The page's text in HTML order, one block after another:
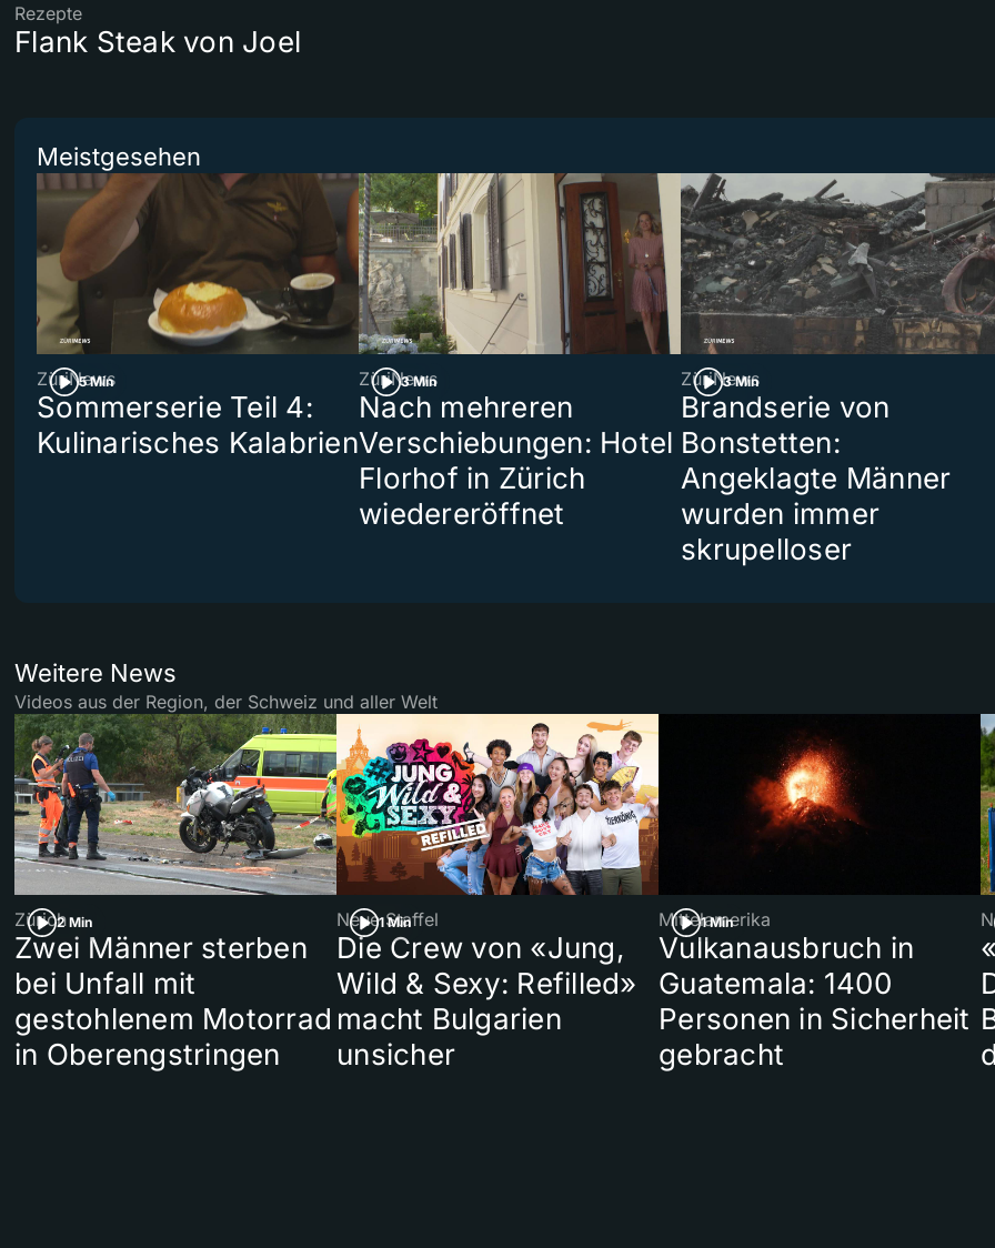
Rezepte
Flank Steak von Joel
Meistgesehen
5 Min
ZüriNews
Sommerserie Teil 4:
Kulinarisches Kalabrien
3 Min
ZüriNews
Nach mehreren
Verschiebungen: Hotel
Florhof in Zürich
wiedereröffnet
3 Min
ZüriNews
Brandserie von
Bonstetten:
Angeklagte Männer
wurden immer
skrupelloser
Weitere News
Videos aus der Region, der Schweiz und aller Welt
2 Min
Zürich
Zwei Männer sterben
bei Unfall mit
gestohlenem Motorrad
in Oberengstringen
1 Min
Neue Staffel
Die Crew von «Jung,
Wild & Sexy: Refilled»
macht Bulgarien
unsicher
1 Min
Mittelamerika
Vulkanausbruch in
Guatemala: 1400
Personen in Sicherheit
gebracht